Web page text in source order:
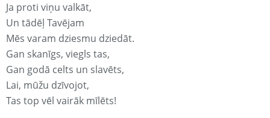
Ja proti viņu valkāt,
Un tādēļ Tavējam
Mēs varam dziesmu dziedāt.
Gan skanīgs, viegls tas,
Gan godā celts un slavēts,
Lai, mūžu dzīvojot,
Tas top vēl vairāk mīlēts!